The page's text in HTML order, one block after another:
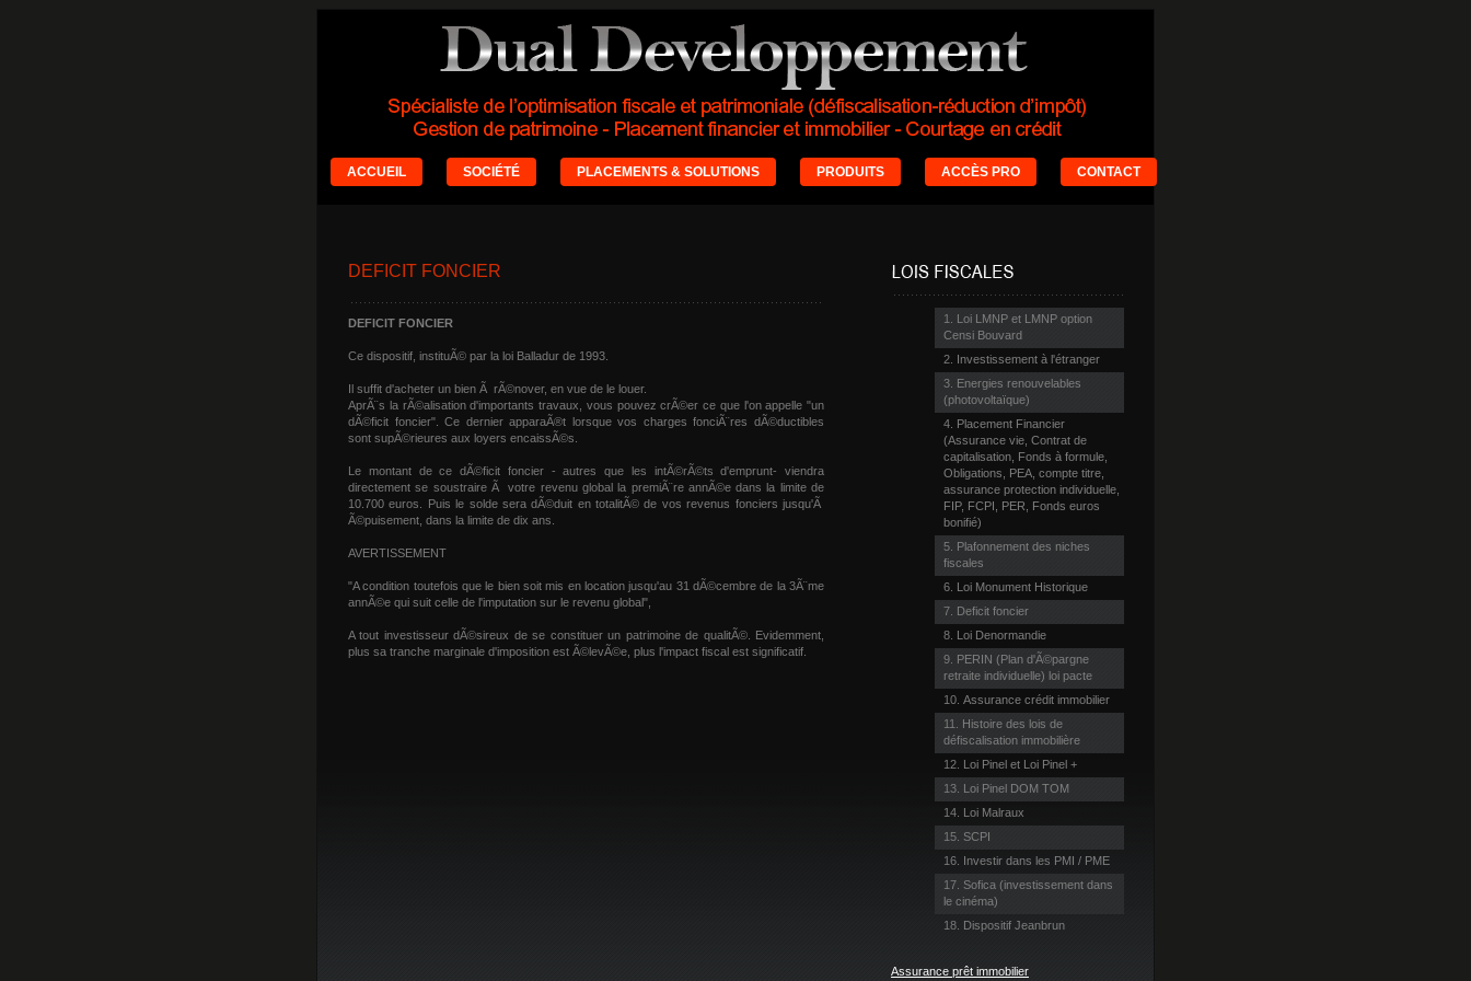
ACCUEIL SOCIÉTÉ PLACEMENTS & SOLUTIONS PRODUITS ACCÈS PRO CONTACT
DEFICIT FONCIER
DEFICIT FONCIER
Ce dispositif, instituÃ© par la loi Balladur de 1993.
Il suffit d'acheter un bien Ã rÃ©nover, en vue de le louer.
AprÃ¨s la rÃ©alisation d'importants travaux, vous pouvez crÃ©er ce que l'on appelle "un
dÃ©ficit foncier". Ce dernier apparaÃ®t lorsque vos charges fonciÃ¨res dÃ©ductibles
sont supÃ©rieures aux loyers encaissÃ©s.
Le montant de ce dÃ©ficit foncier - autres que les intÃ©rÃ©ts d'emprunt- viendra
directement se soustraire Ã votre revenu global la premiÃ¨re annÃ©e dans la limite de
10.700 euros. Puis le solde sera dÃ©duit en totalitÃ© de vos revenus fonciers jusqu'Ã
Ã©puisement, dans la limite de dix ans.
AVERTISSEMENT
"A condition toutefois que le bien soit mis en location jusqu'au 31 dÃ©cembre de la 3Ã¨me
annÃ©e qui suit celle de l'imputation sur le revenu global",
A tout investisseur dÃ©sireux de se constituer un patrimoine de qualitÃ©. Evidemment,
plus sa tranche marginale d'imposition est Ã©levÃ©e, plus l'impact fiscal est significatif.
Loi LMNP et LMNP option
Censi Bouvard
Investissement à l'étranger
Energies renouvelables
(photovoltaïque)
Placement Financier
(Assurance vie, Contrat de
capitalisation, Fonds à formule,
Obligations, PEA, compte titre,
assurance protection individuelle,
FIP, FCPI, PER, Fonds euros
bonifié)
Plafonnement des niches
fiscales
Loi Monument Historique
Deficit foncier
Loi Denormandie
PERIN (Plan d'Ã©pargne
retraite individuelle) loi pacte
Assurance crédit immobilier
Histoire des lois de
défiscalisation immobilière
Loi Pinel et Loi Pinel +
Loi Pinel DOM TOM
Loi Malraux
SCPI
Investir dans les PMI / PME
Sofica (investissement dans
le cinéma)
Dispositif Jeanbrun
Assurance prêt immobilier